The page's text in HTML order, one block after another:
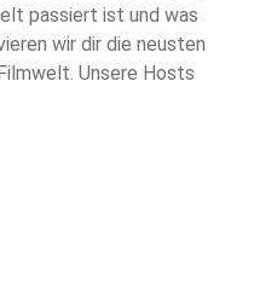
passiert ist und was
wir dir die neusten
Unsere Hosts